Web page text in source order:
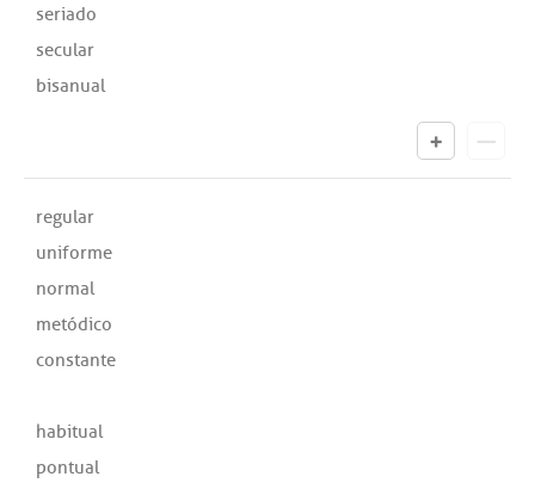
seriado
secular
bisanual
regular
uniforme
normal
metódico
constante
habitual
pontual